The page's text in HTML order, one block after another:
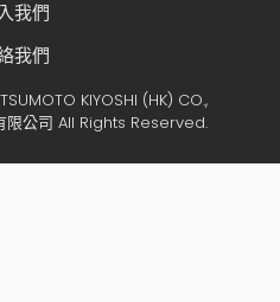
我們
我們
KIYOSHI (HK) CO.,
限公司 All Rights Reserved.